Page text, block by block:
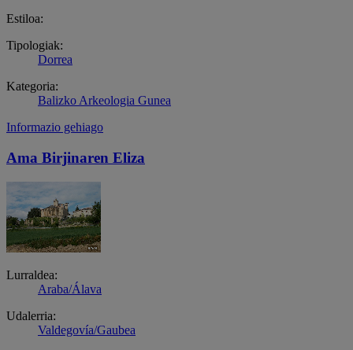
Estiloa:
Tipologiak:
Dorrea
Kategoria:
Balizko Arkeologia Gunea
Informazio gehiago
Ama Birjinaren Eliza
Lurraldea:
Araba/Álava
Udalerria:
Valdegovía/Gaubea